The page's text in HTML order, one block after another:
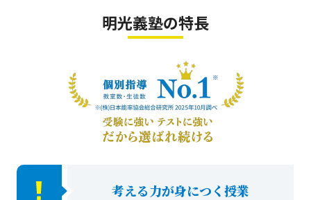
明光義塾の特長
考える力が身につく授業